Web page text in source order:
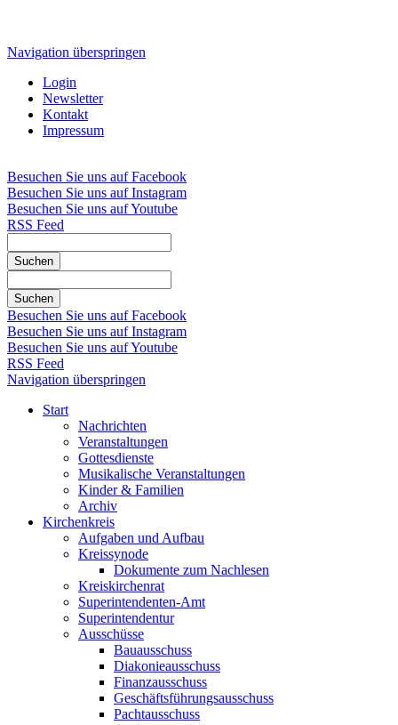
Navigation überspringen
Login
Newsletter
Kontakt
Impressum
Besuchen Sie uns auf Facebook
Besuchen Sie uns auf Instagram
Besuchen Sie uns auf Youtube
RSS Feed
Suchen
Suchen
Besuchen Sie uns auf Facebook
Besuchen Sie uns auf Instagram
Besuchen Sie uns auf Youtube
RSS Feed
Navigation überspringen
Start
Nachrichten
Veranstaltungen
Gottesdienste
Musikalische Veranstaltungen
Kinder & Familien
Archiv
Kirchenkreis
Aufgaben und Aufbau
Kreissynode
Dokumente zum Nachlesen
Kreiskirchenrat
Superintendenten-Amt
Superintendentur
Ausschüsse
Bauausschuss
Diakonieausschuss
Finanzausschuss
Geschäftsführungsausschuss
Pachtausschuss